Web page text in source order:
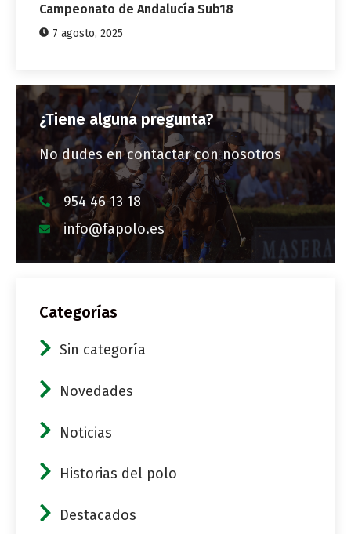
Campeonato de Andalucía Sub18
7 agosto, 2025
¿Tiene alguna pregunta?
No dudes en contactar con nosotros
954 46 13 18
info@fapolo.es
Categorías
Sin categoría
Novedades
Noticias
Historias del polo
Destacados